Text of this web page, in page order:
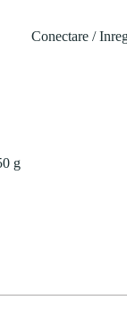
Conectare /
g